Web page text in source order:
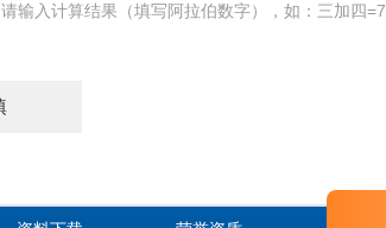
请输入计算结果（填写阿拉伯数字），如：三加四=7